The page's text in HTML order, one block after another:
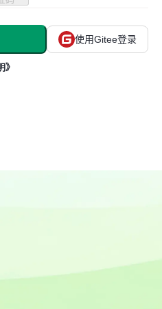
使用Gitee登录
》